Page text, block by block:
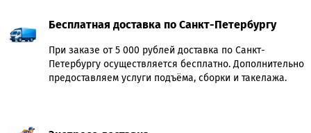
Бесплатная доставка по Санкт-Петербургу
При заказе от 5 000 рублей доставка по Санкт-
Петербургу осуществляется бесплатно. Дополнительно
предоставляем услуги подъёма, сборки и такелажа.